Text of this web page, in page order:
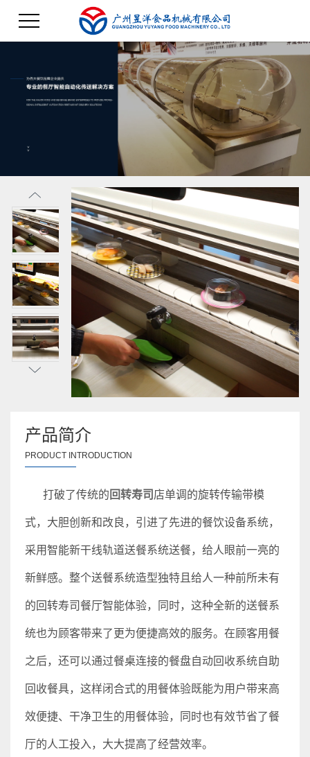
产品简介
PRODUCT INTRODUCTION
打破了传统的 回转寿司 店单调的旋转传输带模
式，大胆创新和改良，引进了先进的餐饮设备系统，
采用智能新干线轨道送餐系统送餐，给人眼前一亮的
新鲜感。整个送餐系统造型独特且给人一种前所未有
的回转寿司餐厅智能体验，同时，这种全新的送餐系
统也为顾客带来了更为便捷高效的服务。在顾客用餐
之后，还可以通过餐桌连接的餐盘自动回收系统自助
回收餐具，这样闭合式的用餐体验既能为用户带来高
效便捷、干净卫生的用餐体验，同时也有效节省了餐
厅的人工投入，大大提高了经营效率。